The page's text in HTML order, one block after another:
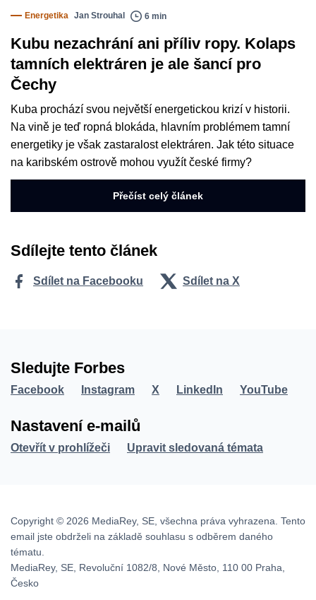
Energetika Jan Strouhal 6 min
Kubu nezachrání ani příliv ropy. Kolaps
tamních elektráren je ale šancí pro
Čechy
Kuba prochází svou největší energetickou krizí v historii.
Na vině je teď ropná blokáda, hlavním problémem tamní
energetiky je však zastaralost elektráren. Jak této situace
na karibském ostrově mohou využít české firmy?
Přečíst celý článek
Sdílejte tento článek
Sdílet na Facebooku Sdílet na X
Sledujte Forbes
Facebook Instagram X LinkedIn YouTube
Nastavení e-mailů
Otevřít v prohlížeči Upravit sledovaná témata
Copyright © 2026 MediaRey, SE, všechna práva vyhrazena. Tento
email jste obdrželi na základě souhlasu s odběrem daného
tématu.
MediaRey, SE, Revoluční 1082/8, Nové Město, 110 00 Praha,
Česko